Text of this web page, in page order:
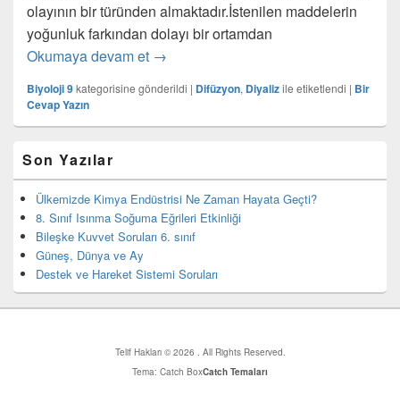
olayının bir türünden almaktadır.İstenilen maddelerin
yoğunluk farkından dolayı bir ortamdan
Okumaya devam et Diyaliz Makinesi Nasıl Çalışır?
→
Biyoloji 9kategorisine gönderildi | Difüzyon, Diyalizile etiketlendi | Bir
Cevap Yazın
yan
bar
eklenti
bölgesi
Son Yazılar
Ülkemizde Kimya Endüstrisi Ne Zaman Hayata Geçti?
8. Sınıf Isınma Soğuma Eğrileri Etkinliği
Bileşke Kuvvet Soruları 6. sınıf
Güneş, Dünya ve Ay
Destek ve Hareket Sistemi Soruları
Telif Hakları © 2026 . All Rights Reserved.
Tema: Catch BoxCatch Temaları